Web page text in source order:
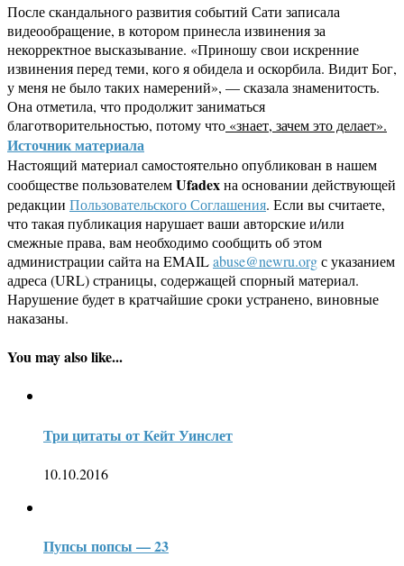
После скандального развития событий Сати записала
видеообращение, в котором принесла извинения за
некорректное высказывание. «Приношу свои искренние
извинения перед теми, кого я обидела и оскорбила. Видит Бог,
у меня не было таких намерений», — сказала знаменитость.
Она отметила, что продолжит заниматься
благотворительностью, потому что «знает, зачем это делает».
Источник материала
Настоящий материал самостоятельно опубликован в нашем
сообществе пользователемUfadexна основании действующей
редакции Пользовательского Соглашения. Если вы считаете,
что такая публикация нарушает ваши авторские и/или
смежные права, вам необходимо сообщить об этом
администрации сайта на EMAILabuse@newru.orgс указанием
адреса (URL) страницы, содержащей спорный материал.
Нарушение будет в кратчайшие сроки устранено, виновные
наказаны.
You may also like...
Три цитаты от Кейт Уинслет
10.10.2016
Пупсы попсы — 23